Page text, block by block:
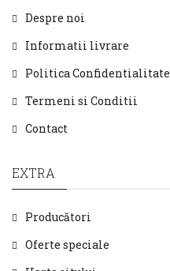
Despre noi
Informatii livrare
Politica Confidentialitate
Termeni si Conditii
Contact
EXTRA
Producători
Oferte speciale